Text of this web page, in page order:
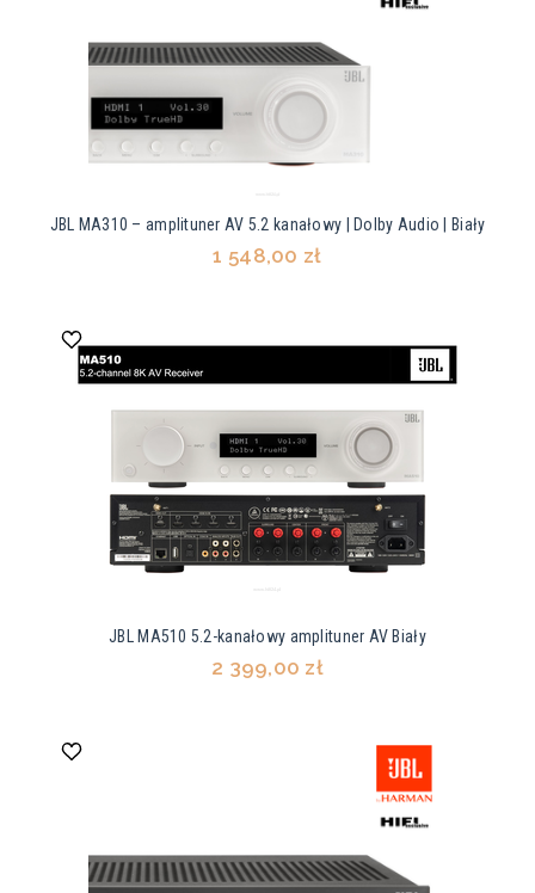
JBL MA310 – amplituner AV 5.2 kanałowy | Dolby Audio | Biały
1 548,00 zł
JBL MA510 5.2-kanałowy amplituner AV Biały
2 399,00 zł